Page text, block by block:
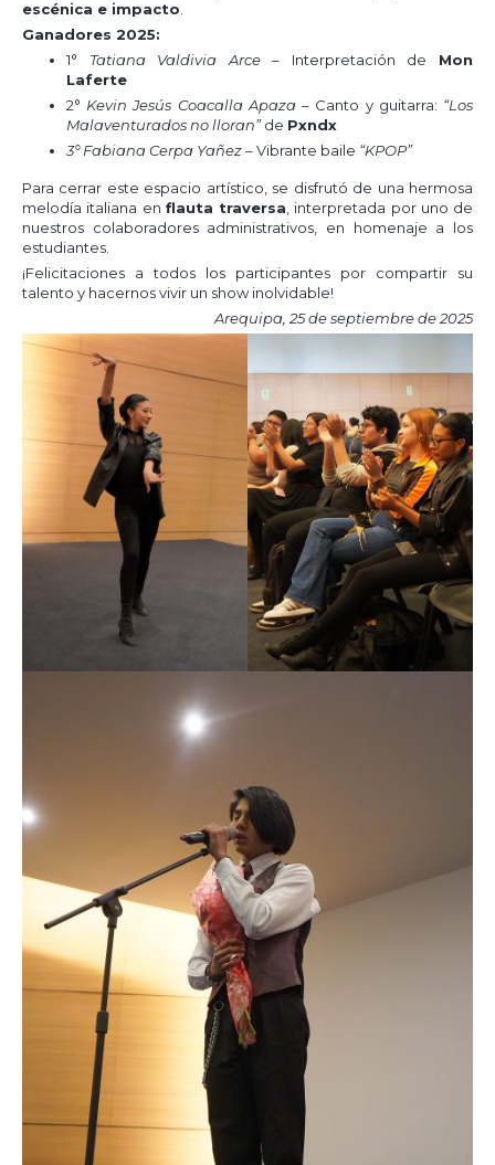
escénica e impacto.
Ganadores 2025:
1° Tatiana Valdivia Arce– Interpretación de Mon
Laferte
2° Kevin Jesús Coacalla Apaza– Canto y guitarra: “Los
Malaventurados no lloran”de Pxndx
3° Fabiana Cerpa Yañez– Vibrante baile “KPOP”
Para cerrar este espacio artístico, se disfrutó de una hermosa
melodía italiana en flauta traversa, interpretada por uno de
nuestros colaboradores administrativos, en homenaje a los
estudiantes.
¡Felicitaciones a todos los participantes por compartir su
talento y hacernos vivir un show inolvidable!
Arequipa, 25 de septiembre de 2025